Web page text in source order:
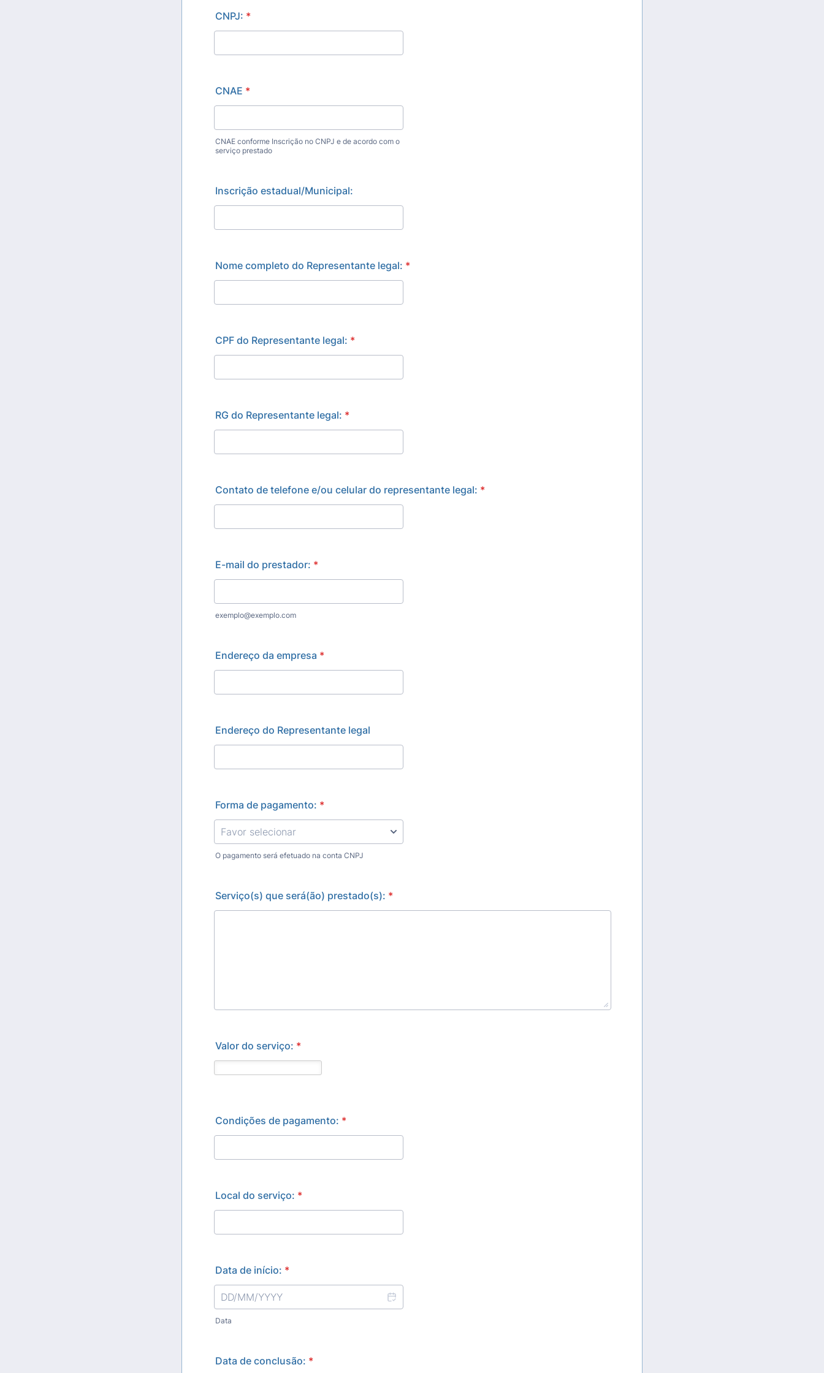
CNPJ: *
CNAE *
CNAE conforme Inscrição no CNPJ e de acordo com o
serviço prestado
Inscrição estadual/Municipal:
Nome completo do Representante legal: *
CPF do Representante legal: *
RG do Representante legal: *
Contato de telefone e/ou celular do representante legal: *
E-mail do prestador: *
exemplo@exemplo.com
Endereço da empresa *
Endereço do Representante legal
Forma de pagamento: *
O pagamento será efetuado na conta CNPJ
Serviço(s) que será(ão) prestado(s): *
Valor do serviço: *
Condições de pagamento: *
Local do serviço: *
Data de início: *
Data
Data de conclusão: *